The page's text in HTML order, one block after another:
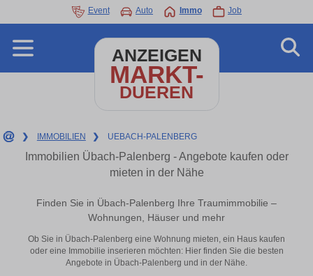
Event Auto Immo Job
ANZEIGEN
MARKT-
DUEREN
❯ IMMOBILIEN ❯ UEBACH-PALENBERG
Immobilien Übach-Palenberg - Angebote kaufen oder
mieten in der Nähe
Finden Sie in Übach-Palenberg Ihre Traumimmobilie –
Wohnungen, Häuser und mehr
Ob Sie in Übach-Palenberg eine Wohnung mieten, ein Haus kaufen
oder eine Immobilie inserieren möchten: Hier finden Sie die besten
Angebote in Übach-Palenberg und in der Nähe.